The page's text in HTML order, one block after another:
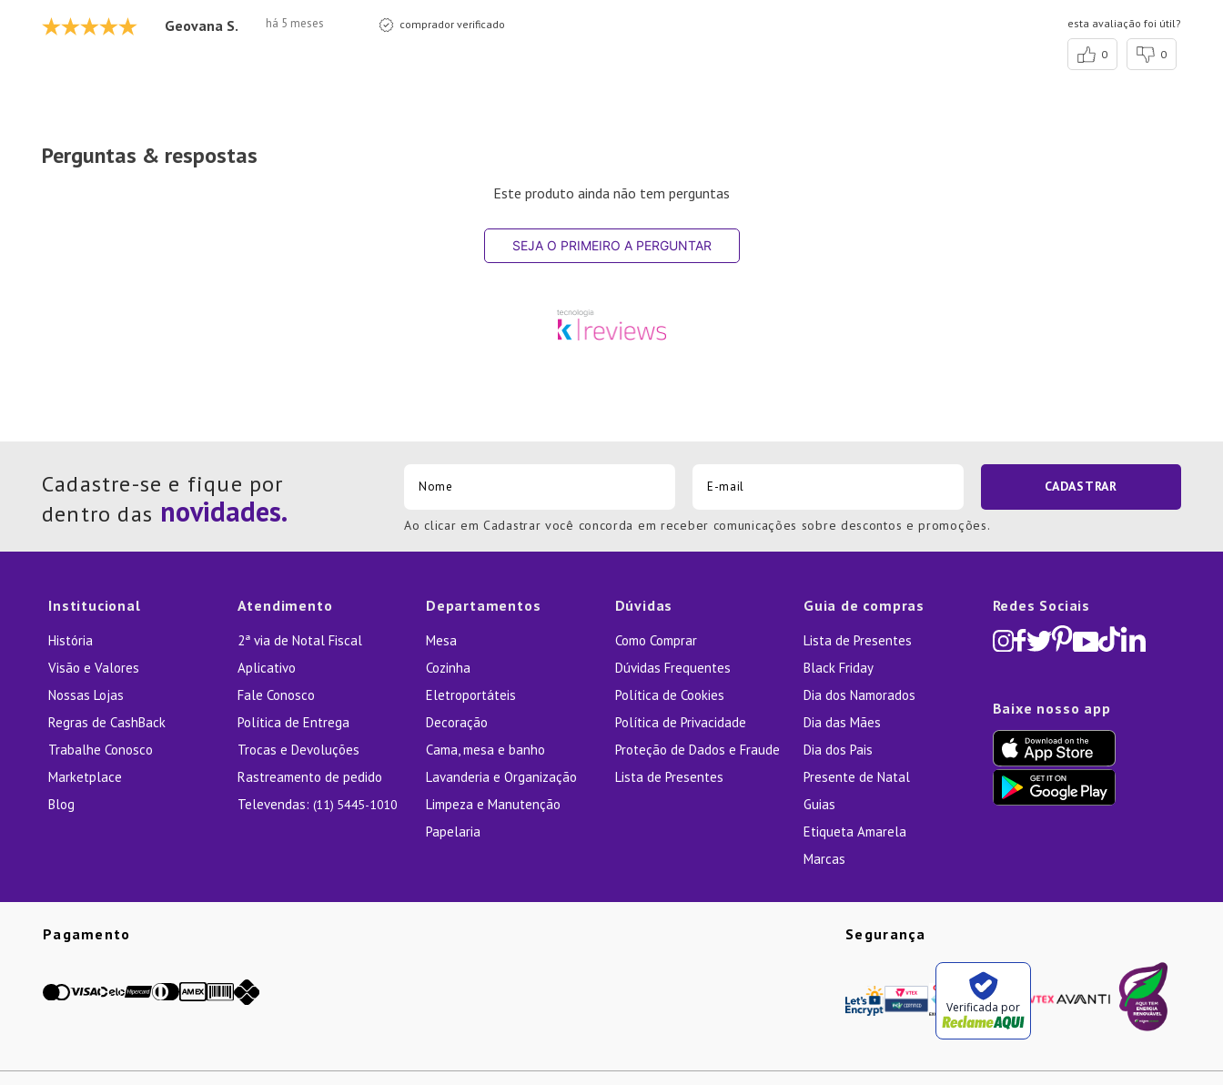
Geovana S. há 5 meses comprador verificado esta avaliação foi útil?
0 0
Perguntas & respostas
Este produto ainda não tem perguntas
SEJA O PRIMEIRO A PERGUNTAR
Cadastre-se e fique por
dentro das
CADASTRAR
Ao clicar em Cadastrar você concorda em receber comunicações sobre descontos e promoções.
Institucional
História
Visão e Valores
Nossas Lojas
Regras de CashBack
Trabalhe Conosco
Marketplace
Blog
Atendimento
2ª via de Notal Fiscal
Aplicativo
Fale Conosco
Política de Entrega
Trocas e Devoluções
Rastreamento de pedido
Televendas: (11) 5445-1010
Departamentos
Mesa
Cozinha
Eletroportáteis
Decoração
Cama, mesa e banho
Lavanderia e Organização
Limpeza e Manutenção
Papelaria
Dúvidas
Como Comprar
Dúvidas Frequentes
Política de Cookies
Política de Privacidade
Proteção de Dados e Fraude
Lista de Presentes
Guia de compras
Lista de Presentes
Black Friday
Dia dos Namorados
Dia das Mães
Dia dos Pais
Presente de Natal
Guias
Etiqueta Amarela
Marcas
Redes Sociais
Baixe nosso app
Pagamento Segurança
Verificada por